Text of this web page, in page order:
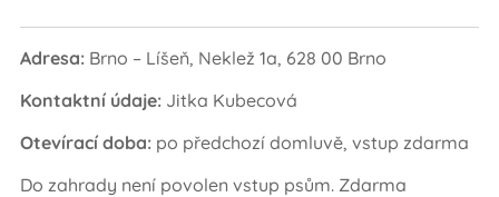
Adresa: Brno – Líšeň, Neklež 1a, 628 00 Brno
Kontaktní údaje: Jitka Kubecová
Otevírací doba: po předchozí domluvě, vstup zdarma
Do zahrady není povolen vstup psům. Zdarma